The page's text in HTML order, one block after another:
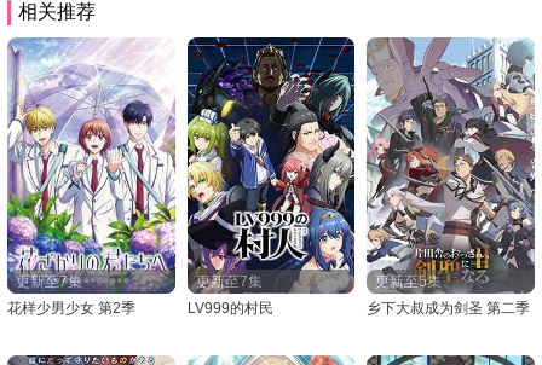
相关推荐
更新至7集
花样少男少女 第2季
更新至7集
LV999的村民
更新至5集
乡下大叔成为剑圣 第二季